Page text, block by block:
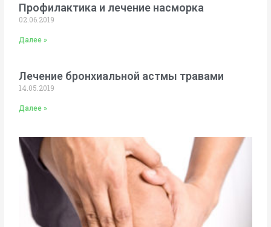
Профилактика и лечение насморка
02.06.2019
Далее »
Лечение бронхиальной астмы травами
14.05.2019
Далее »